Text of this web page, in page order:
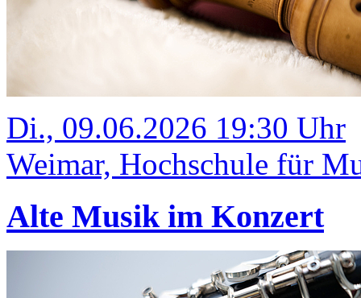
Di., 09.06.2026 19:30 Uhr
Weimar, Hochschule für
Alte Musik im Konzert